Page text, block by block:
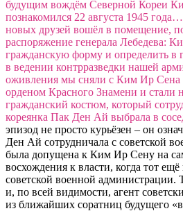
будущим вождём Северной Кореи
познакомился 22 августа 1945
новых друзей вошёл в помещение,
распоряжение генерала Лебедева:
гражданскую форму и определить в
в ведении контрразведки нашей
оживления мы сняли с Ким Ир
орденом Красного Знамени и стали
гражданский костюм, который
кореянка Пак Ден Ай выбрала в
эпизод не просто курьёзен – он
Ден Ай сотрудничала с советской
была допущена к Ким Ир Сену на
восхождения к власти, когда тот
советской военной
и, по всей видимости, агент
из ближайших соратниц будущего